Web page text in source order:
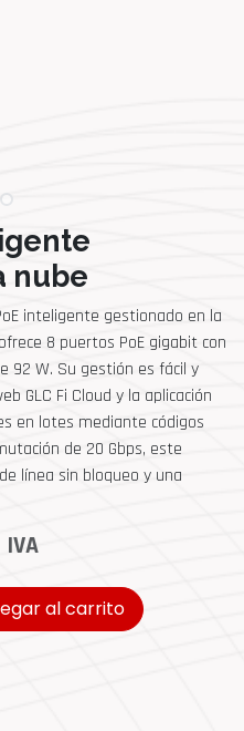
nube
inteligente gestionado en la
8 puertos PoE gigabit con
92 W. Su gestión es fácil y
GLC Fi Cloud y la aplicación
en lotes mediante códigos
de 20 Gbps, este
línea sin bloqueo y una
IVA
al carrito